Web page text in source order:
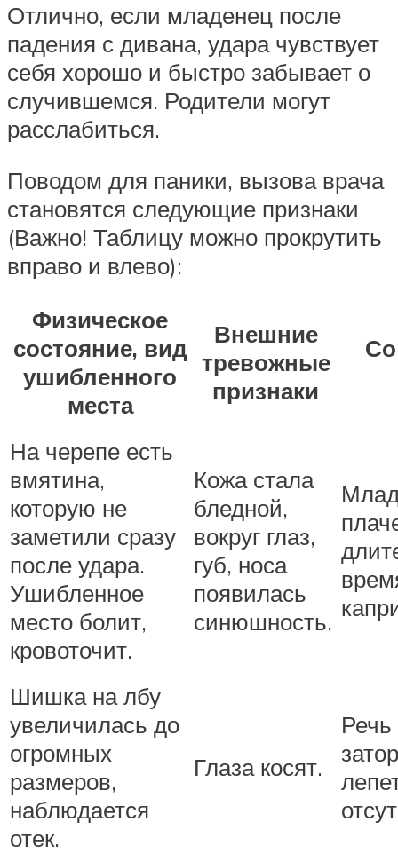
Отлично, если младенец после
падения с дивана, удара чувствует
себя хорошо и быстро забывает о
случившемся. Родители могут
расслабиться.
Поводом для паники, вызова врача
становятся следующие признаки
(Важно! Таблицу можно прокрутить
вправо и влево):
Физическое
состояние, вид
ушибленного
места
Внешние
тревожные
признаки
На черепе есть
вмятина,
которую не
заметили сразу
после удара.
Ушибленное
место болит,
кровоточит.
Кожа стала
бледной,
вокруг глаз,
губ, носа
появилась
синюшность.
Шишка на лбу
увеличилась до
огромных
размеров,
наблюдается
отек.
Глаза косят.
Речь